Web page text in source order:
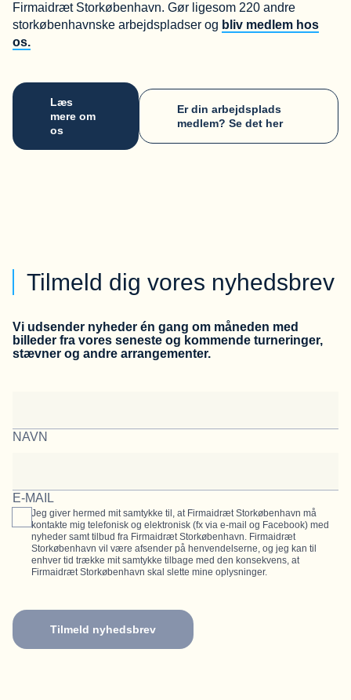
Firmaidræt Storkøbenhavn. Gør ligesom 220 andre
storkøbenhavnske arbejdspladser og bliv medlem hos
os.
Læs
mere om
os
Er din arbejdsplads
medlem? Se det her
Tilmeld dig vores nyhedsbrev
Vi udsender nyheder én gang om måneden med
billeder fra vores seneste og kommende turneringer,
stævner og andre arrangementer.
NAVN
E-MAIL
Jeg giver hermed mit samtykke til, at Firmaidræt Storkøbenhavn må
kontakte mig telefonisk og elektronisk (fx via e-mail og Facebook) med
nyheder samt tilbud fra Firmaidræt Storkøbenhavn. Firmaidræt
Storkøbenhavn vil være afsender på henvendelserne, og jeg kan til
enhver tid trække mit samtykke tilbage med den konsekvens, at
Firmaidræt Storkøbenhavn skal slette mine oplysninger.
Tilmeld nyhedsbrev